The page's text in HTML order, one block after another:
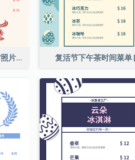
粉紅色的新鮮咖啡咖啡館照片簡單菜單 复活节下午茶时间菜单